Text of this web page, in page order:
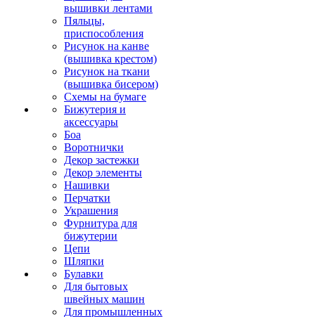
вышивки лентами
Пяльцы,
приспособления
Рисунок на канве
(вышивка крестом)
Рисунок на ткани
(вышивка бисером)
Схемы на бумаге
Бижутерия и
аксессуары
Боа
Воротнички
Декор застежки
Декор элементы
Нашивки
Перчатки
Украшения
Фурнитура для
бижутерии
Цепи
Шляпки
Булавки
Для бытовых
швейных машин
Для промышленных